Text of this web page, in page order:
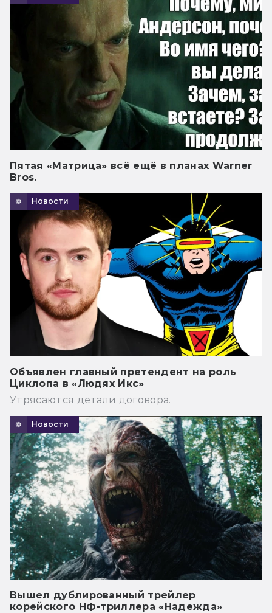
Пятая «Матрица» всё ещё в планах Warner
Bros.
Новости
Объявлен главный претендент на роль
Циклопа в «Людях Икс»
Утрясаются детали договора.
Новости
Вышел дублированный трейлер
корейского НФ-триллера «Надежда»